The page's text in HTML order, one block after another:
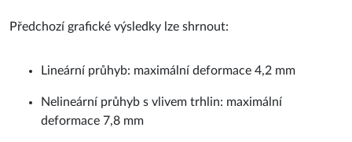
Předchozí grafické výsledky lze shrnout:
Lineární průhyb: maximální deformace 4,2 mm
Nelineární průhyb s vlivem trhlin: maximální
deformace 7,8 mm